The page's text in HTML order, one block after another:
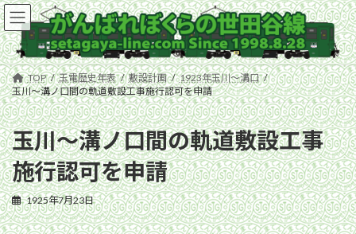
コ
ン
テ
ン
ツ
へ
ス
キ
ッ
プ
ナ
ビ
ゲ
ー
シ
ョ
ン
に
移
動
TOP 玉電歴史年表 敷設計画
1923年玉川〜溝口
玉川〜溝ノ口間の軌道敷設工事施行認可を申請
玉川〜溝ノ口間の軌道敷設工事
施行認可を申請
1925年7月23日